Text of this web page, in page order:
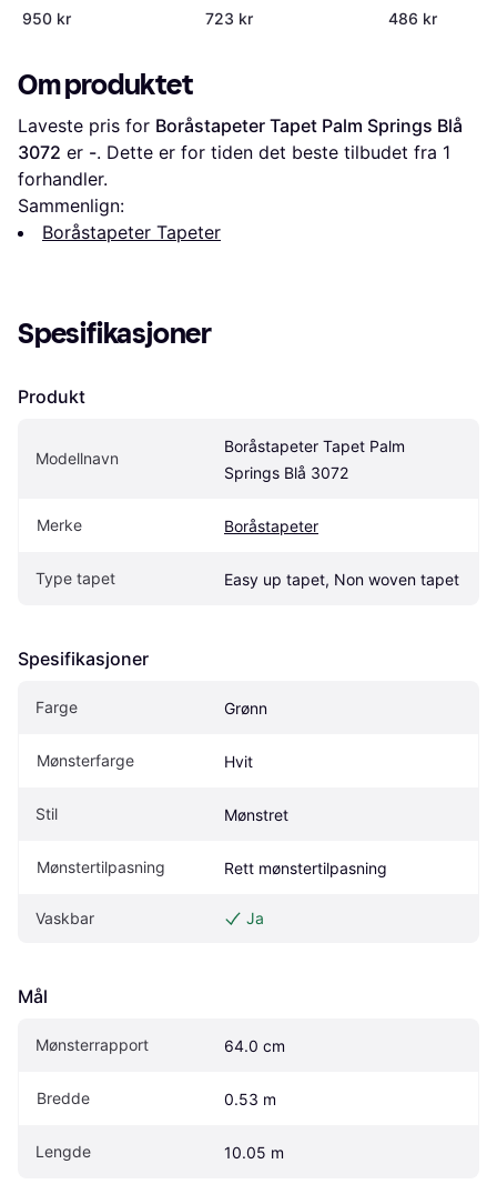
950 kr
723 kr 486 kr
Om produktet
Laveste pris for Boråstapeter Tapet Palm Springs Blå
3072 er -. Dette er for tiden det beste tilbudet fra 1
forhandler.
Sammenlign:
Boråstapeter Tapeter
Spesifikasjoner
Produkt
Modellnavn
Boråstapeter Tapet Palm
Springs Blå 3072
Merke Boråstapeter
Type tapet Easy up tapet, Non woven tapet
Spesifikasjoner
Farge Grønn
Mønsterfarge Hvit
Stil Mønstret
Mønstertilpasning Rett mønstertilpasning
Vaskbar Ja
Mål
Mønsterrapport 64.0 cm
Bredde 0.53 m
Lengde 10.05 m